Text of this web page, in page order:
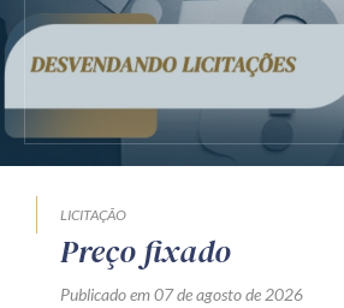
LICITAÇÃO
Preço fixado
Publicado em 07 de agosto de 2026